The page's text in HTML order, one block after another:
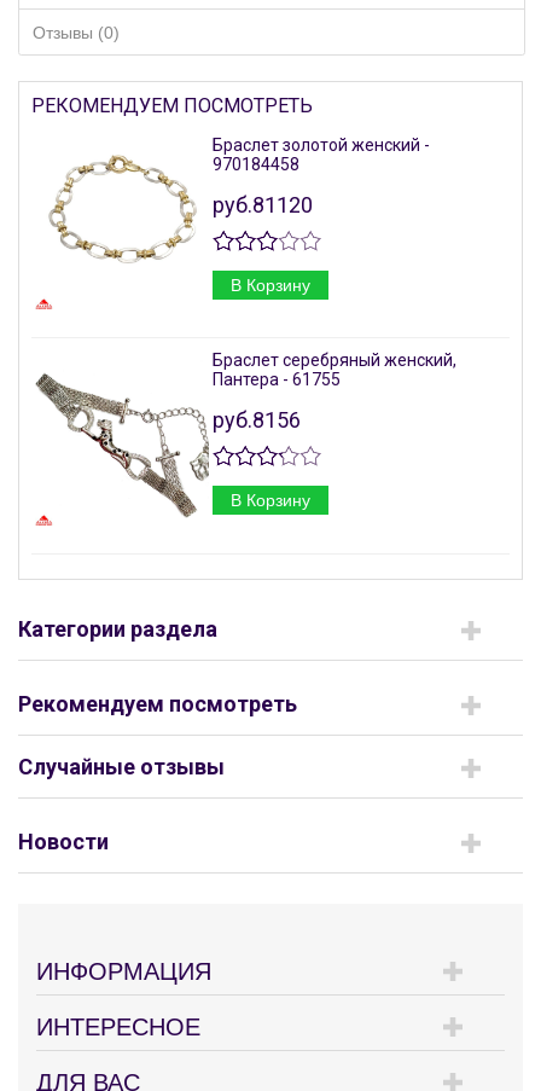
Отзывы (0)
РЕКОМЕНДУЕМ ПОСМОТРЕТЬ
Браслет золотой женский -
970184458
руб.81120
В Корзину
Браслет серебряный женский,
Пантера - 61755
руб.8156
В Корзину
Категории раздела
Рекомендуем посмотреть
Случайные отзывы
Новости
ИНФОРМАЦИЯ
ИНТЕРЕСНОЕ
ДЛЯ ВАС